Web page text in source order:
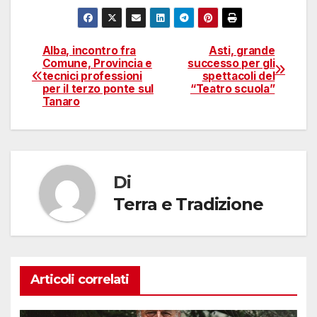
Navigazione
articoli
Asti, grande
successo per gli
spettacoli del
“Teatro scuola”
Alba, incontro fra
Comune, Provincia e
tecnici professioni
per il terzo ponte sul
Tanaro
Di
Terra e Tradizione
Articoli correlati